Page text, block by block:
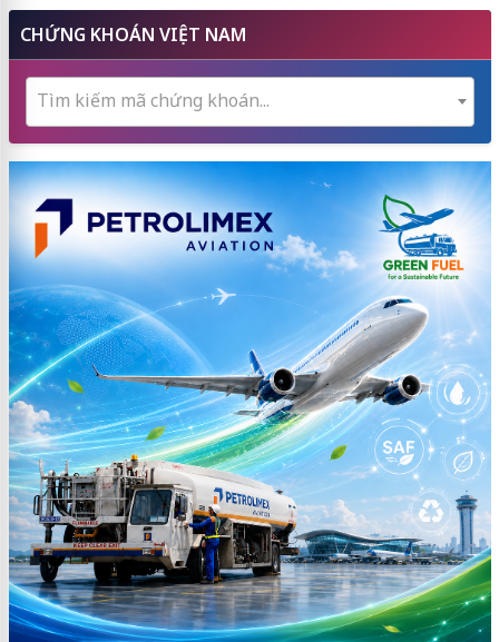
CHỨNG KHOÁN VIỆT NAM
Tìm kiếm mã chứng khoán...